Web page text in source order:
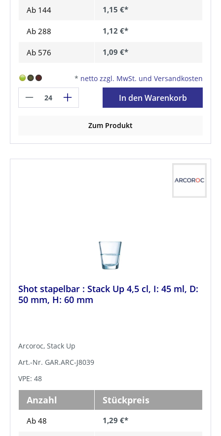
Ab 144 1,15 €*
Ab 288 1,12 €*
Ab 576 1,09 €*
* netto zzgl. MwSt. und Versandkosten
In den Warenkorb
Zum Produkt
Shot stapelbar : Stack Up 4,5 cl, I: 45 ml, D:
50 mm, H: 60 mm
Arcoroc, Stack Up
Art.-Nr. GAR.ARC-J8039
VPE: 48
Anzahl Stückpreis
Ab 48 1,29 €*